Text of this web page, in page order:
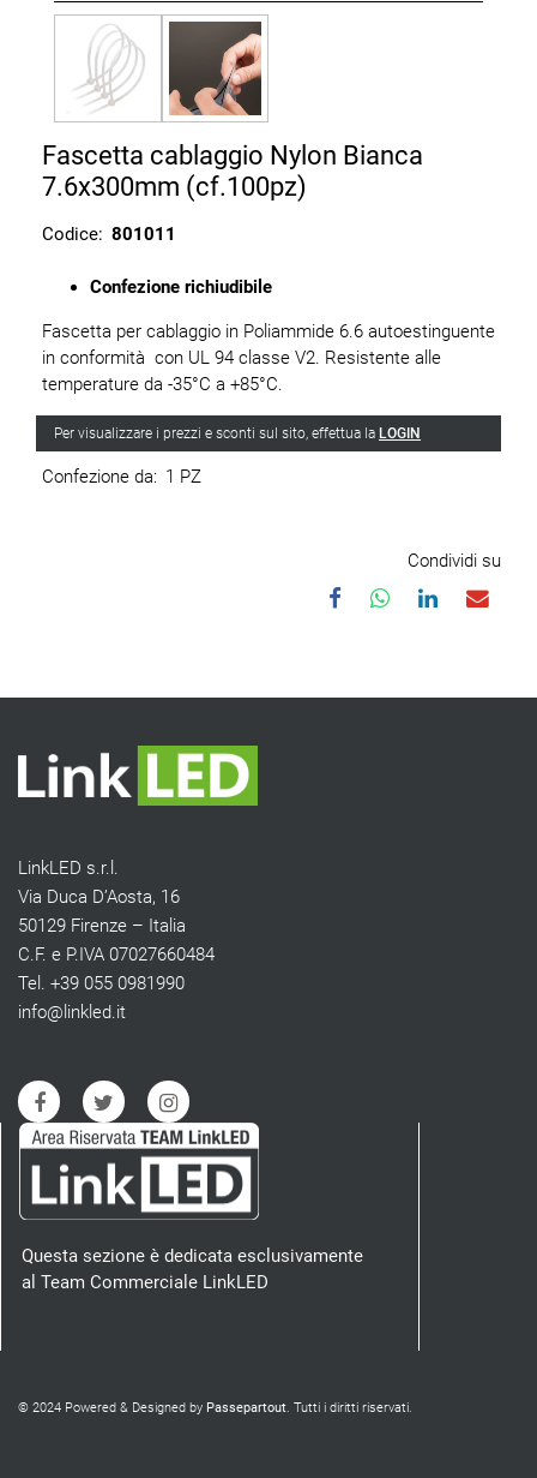
Fascetta cablaggio Nylon Bianca
7.6x300mm (cf.100pz)
Codice: 801011
Confezione richiudibile
Fascetta per cablaggio in Poliammide 6.6 autoestinguente
in conformità con UL 94 classe V2. Resistente alle
temperature da -35°C a +85°C.
Per visualizzare i prezzi e sconti sul sito, effettua la LOGIN
Confezione da: 1 PZ
Condividi su
LinkLED s.r.l.
Via Duca D’Aosta, 16
50129 Firenze – Italia
C.F. e P.IVA 07027660484
Tel. +39 055 0981990
info@linkled.it
Questa sezione è dedicata esclusivamente
al Team Commerciale LinkLED
© 2024 Powered & Designed by Passepartout. Tutti i diritti riservati.